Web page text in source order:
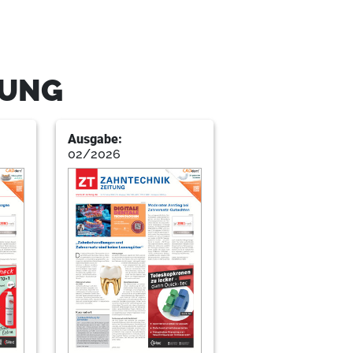
einziger Fortbildungskurs
Tour
Ausgabe:
02/2026